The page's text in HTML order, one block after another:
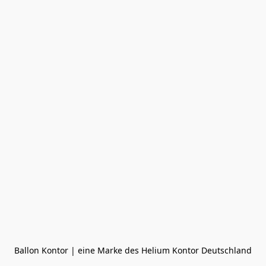
Ballon Kontor | eine Marke des Helium Kontor Deutschland